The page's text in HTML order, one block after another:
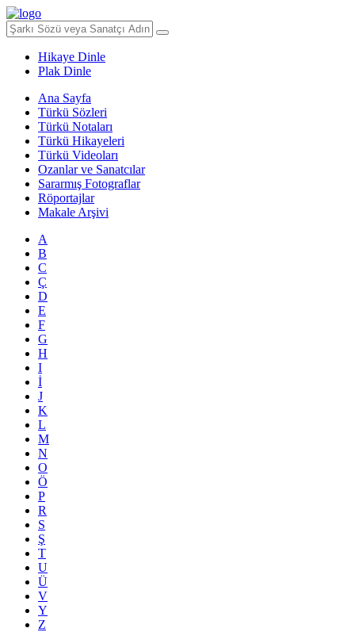
Hikaye Dinle
Plak Dinle
Ana Sayfa
Türkü Sözleri
Türkü Notaları
Türkü Hikayeleri
Türkü Videoları
Ozanlar ve Sanatcılar
Sararmış Fotograflar
Röportajlar
Makale Arşivi
A
B
C
Ç
D
E
F
G
H
I
İ
J
K
L
M
N
O
Ö
P
R
S
Ş
T
U
Ü
V
Y
Z